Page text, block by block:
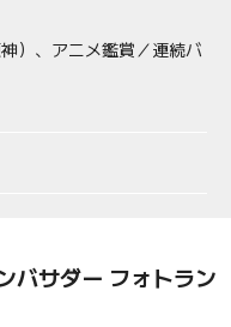
）、アニメ鑑賞／連続バ
バサダー フォトラン